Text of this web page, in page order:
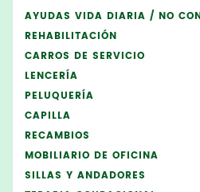
AYUDAS VIDA DIARIA / NO
REHABILITACIÓN
CARROS DE SERVICIO
LENCERÍA
PELUQUERÍA
CAPILLA
RECAMBIOS
MOBILIARIO DE OFICINA
SILLAS Y ANDADORES